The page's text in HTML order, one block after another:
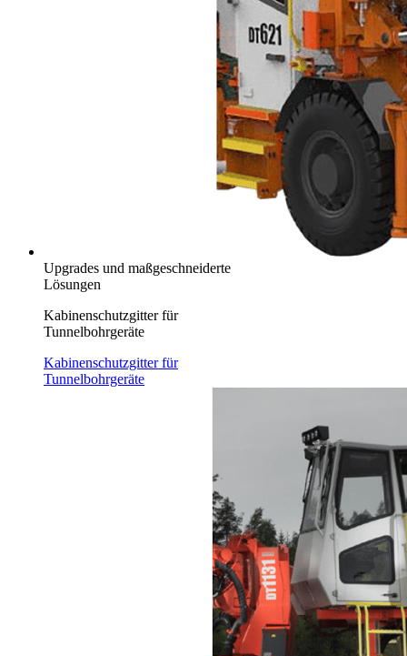
Upgrades und maßgeschneiderte
Lösungen
Kabinenschutzgitter für
Tunnelbohrgeräte
Kabinenschutzgitter für
Tunnelbohrgeräte